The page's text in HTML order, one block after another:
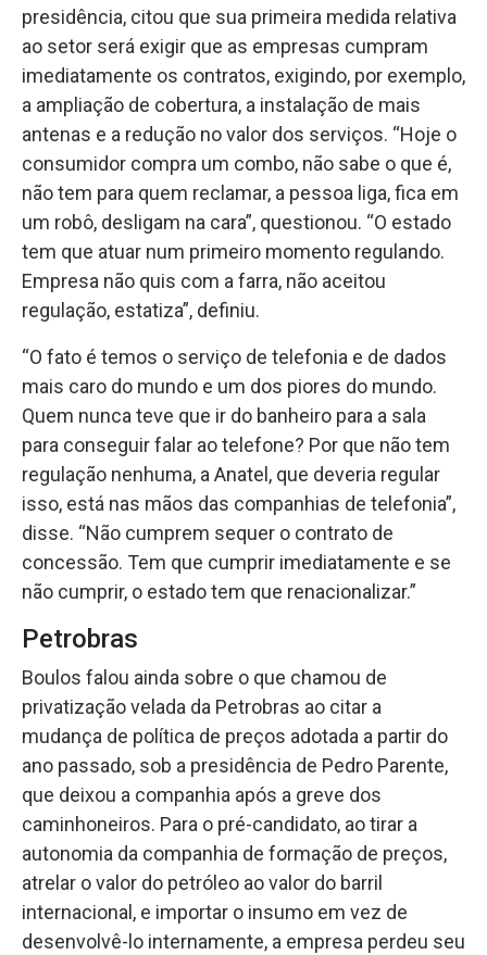
presidência, citou que sua primeira medida relativa
ao setor será exigir que as empresas cumpram
imediatamente os contratos, exigindo, por exemplo,
a ampliação de cobertura, a instalação de mais
antenas e a redução no valor dos serviços. “Hoje o
consumidor compra um combo, não sabe o que é,
não tem para quem reclamar, a pessoa liga, fica em
um robô, desligam na cara”, questionou. “O estado
tem que atuar num primeiro momento regulando.
Empresa não quis com a farra, não aceitou
regulação, estatiza”, definiu.
“O fato é temos o serviço de telefonia e de dados
mais caro do mundo e um dos piores do mundo.
Quem nunca teve que ir do banheiro para a sala
para conseguir falar ao telefone? Por que não tem
regulação nenhuma, a Anatel, que deveria regular
isso, está nas mãos das companhias de telefonia”,
disse. “Não cumprem sequer o contrato de
concessão. Tem que cumprir imediatamente e se
não cumprir, o estado tem que renacionalizar.”
Petrobras
Boulos falou ainda sobre o que chamou de
privatização velada da Petrobras ao citar a
mudança de política de preços adotada a partir do
ano passado, sob a presidência de Pedro Parente,
que deixou a companhia após a greve dos
caminhoneiros. Para o pré-candidato, ao tirar a
autonomia da companhia de formação de preços,
atrelar o valor do petróleo ao valor do barril
internacional, e importar o insumo em vez de
desenvolvê-lo internamente, a empresa perdeu seu